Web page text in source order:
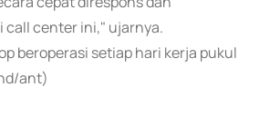
call center ini," ujarnya.
beroperasi setiap hari kerja pukul
ant)